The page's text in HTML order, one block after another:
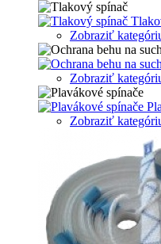
Zobraziť
Zobraziť
Zobraziť